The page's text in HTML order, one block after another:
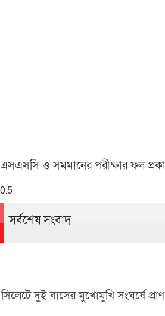
এসএসসি ও সমমানের পরীক্ষার ফল
সর্বশেষ সংবাদ
সিলেটে দুই বাসের মুখোমুখি সংঘর্ষে